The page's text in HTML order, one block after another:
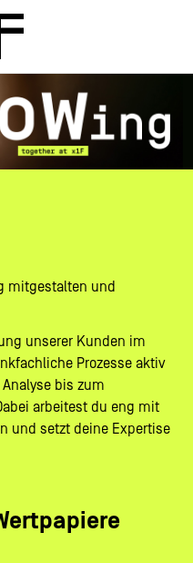
mitgestalten und
unserer Kunden im
Prozesse aktiv
bis zum
arbeitest du eng mit
und setzt deine Expertise